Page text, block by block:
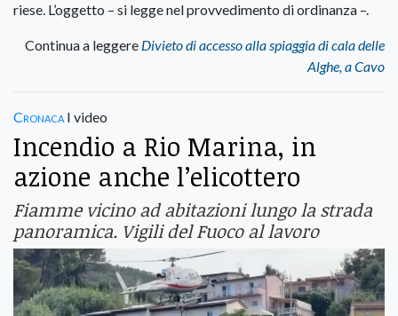
riese. L’oggetto – si legge nel provvedimento di ordinanza –.
Continua a leggere Divieto di accesso alla spiaggia di cala delle
Alghe, a Cavo
Cronaca I video
Incendio a Rio Marina, in
azione anche l’elicottero
Fiamme vicino ad abitazioni lungo la strada
panoramica. Vigili del Fuoco al lavoro